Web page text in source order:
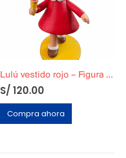
Lulú vestido rojo – Figura de Polietileno
S/ 120.00
Compra ahora